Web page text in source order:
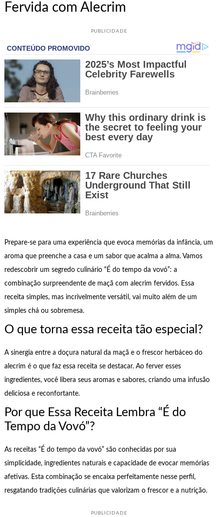
Fervida com Alecrim
PUBLICIDADE
Prepare-se para uma experiência que evoca memórias da infância, um
aroma que preenche a casa e um sabor que acalma a alma. Vamos
redescobrir um segredo culinário “É do tempo da vovó”: a
combinação surpreendente de maçã com alecrim fervidos. Essa
receita simples, mas incrivelmente versátil, vai muito além de um
simples chá ou sobremesa.
O que torna essa receita tão especial?
A sinergia entre a doçura natural da maçã e o frescor herbáceo do
alecrim é o que faz essa receita se destacar. Ao ferver esses
ingredientes, você libera seus aromas e sabores, criando uma infusão
deliciosa e reconfortante.
Por que Essa Receita Lembra “É do
Tempo da Vovó”?
As receitas “É do tempo da vovó” são conhecidas por sua
simplicidade, ingredientes naturais e capacidade de evocar memórias
afetivas. Esta combinação se encaixa perfeitamente nesse perfil,
resgatando tradições culinárias que valorizam o frescor e a nutrição.
PUBLICIDADE